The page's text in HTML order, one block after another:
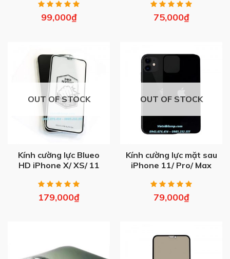
GH2
99,000₫ 75,000₫
OUT OF STOCK
Kính cường lực Blueo
HD iPhone X/ XS/ 11
179,000₫
OUT OF STOCK
Kính cường lực mặt sau
iPhone 11/ Pro/ Max
79,000₫